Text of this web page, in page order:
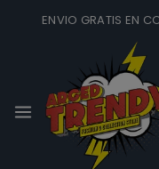
ENVIO GRATIS EN